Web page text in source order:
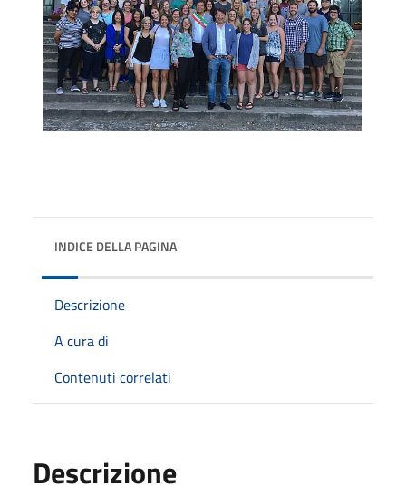
INDICE DELLA PAGINA
Descrizione
A cura di
Contenuti correlati
Descrizione